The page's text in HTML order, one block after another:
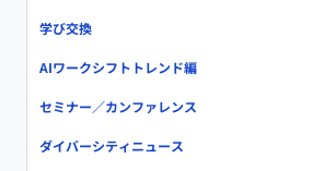
学び交換
AIワークシフトトレンド編
セミナー／カンファレンス
ダイバーシティニュース